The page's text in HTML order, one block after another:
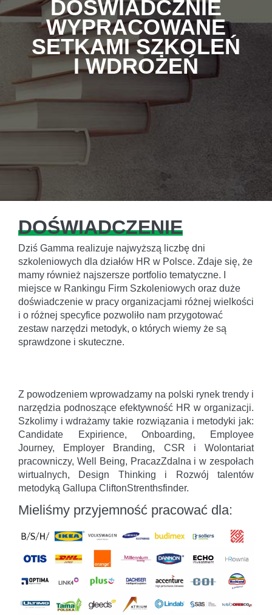
DOŚWIADCZNIE
WYPRACOWANE
SETKAMI SZKOLEŃ
I WDROŻEŃ
DOŚWIADCZENIE
Dziś Gamma realizuje najwyższą liczbę dni
szkoleniowych dla działów HR w Polsce. Zdaje się, że
mamy również najszersze portfolio tematyczne. I
miejsce w Rankingu Firm Szkoleniowych oraz duże
doświadczenie w pracy organizacjami różnej wielkości
i o różnej specyfice pozwoliło nam przygotować
zestaw narzędzi metodyk, o których wiemy że są
sprawdzone i skuteczne.
Z powodzeniem wprowadzamy na polski rynek trendy i
narzędzia podnoszące efektywność HR w organizacji.
Szkolimy i wdrażamy takie rozwiązania i metodyki jak:
Candidate Expirience, Onboarding, Employee
Journey, Employer Branding, CSR i Wolontariat
pracowniczy, Well Being, PracazZdalna i w zespołach
wirtualnych, Design Thinking i Rozwój talentów
metodyką Gallupa CliftonStrenthsfinder.
Mieliśmy przyjemność pracować dla: